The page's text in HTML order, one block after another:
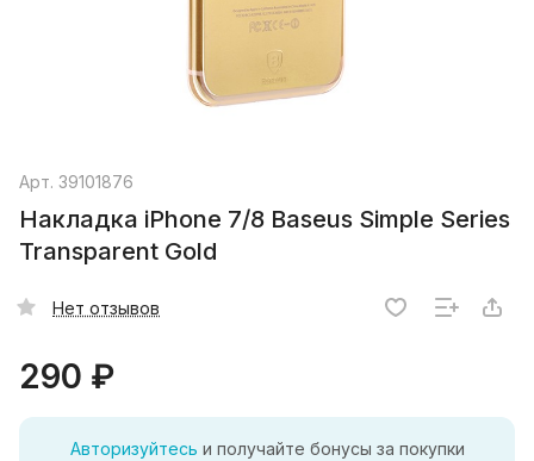
Арт. 39101876
Накладка iPhone 7/8 Baseus Simple Series
Transparent Gold
Нет отзывов
290 ₽
Авторизуйтесь и получайте бонусы за покупки